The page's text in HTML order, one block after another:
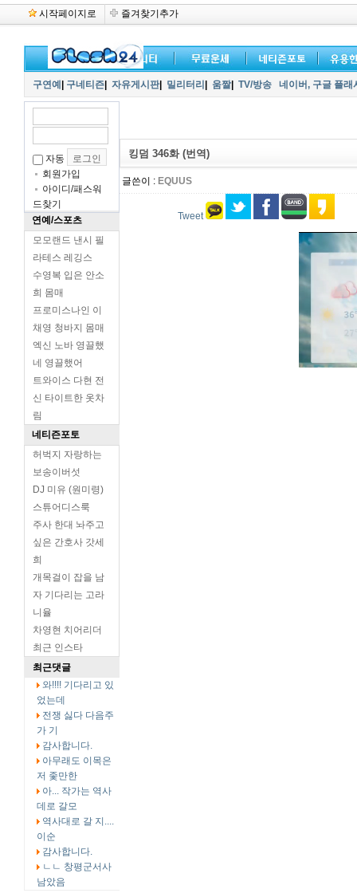
시작페이지로 즐겨찾기추가
구연예 구네티즌 자유게시판| 밀리터리 움짤| TV/방송 네이버, 구글 플
자동
회원가입
아이디/패스워
드찾기
연예/스포츠
모모랜드 낸시 필
라테스 레깅스
수영복 입은 안소
희 몸매
프로미스나인 이
채영 청바지 몸매
엑신 노바 영끌했
네 영끌했어
트와이스 다현 전
신 타이트한 옷차
림
네티즌포토
허벅지 자랑하는
보송이버섯
DJ 미유 (원미령)
스튜어디스룩
주사 한대 놔주고
싶은 간호사 갓세
희
개목걸이 잡을 남
자 기다리는 고라
니율
차영현 치어리더
최근 인스타
최근댓글
와!!!! 기다리고 있
었는데
전쟁 싫다 다음주
가 기
감사합니다.
아무래도 이목은
저 좇만한
아... 작가는 역사
데로 갈모
역사대로 갈 지....
이순
감사합니다.
ㄴㄴ 창평군서사
남았음
킹덤 346화 (번역)
글쓴이 : EQUUS
Tweet